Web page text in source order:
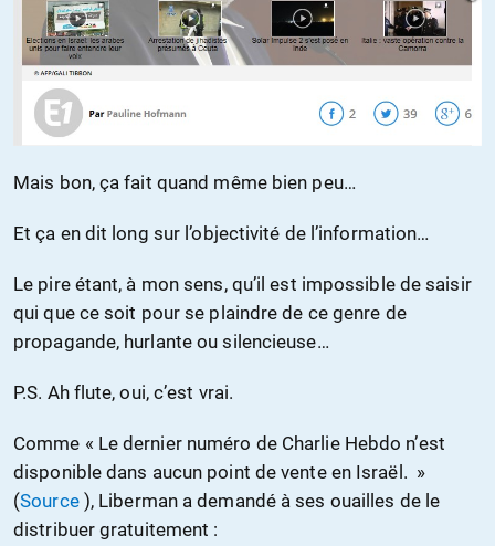
Mais bon, ça fait quand même bien peu…
Et ça en dit long sur l’objectivité de l’information…
Le pire étant, à mon sens, qu’il est impossible de saisir
qui que ce soit pour se plaindre de ce genre de
propagande, hurlante ou silencieuse…
P.S. Ah flute, oui, c’est vrai.
Comme « Le dernier numéro de Charlie Hebdo n’est
disponible dans aucun point de vente en Israël. »
(Source ), Liberman a demandé à ses ouailles de le
distribuer gratuitement :